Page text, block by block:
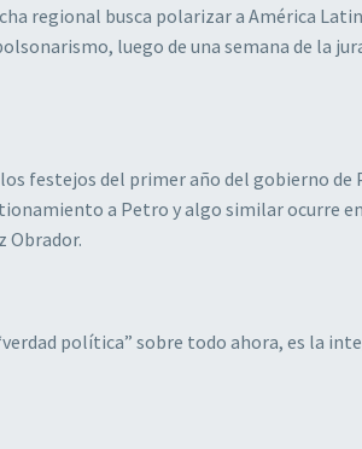
regional busca polarizar a América
luego de una semana de la
festejos del primer año del gobierno de
a Petro y algo similar ocurre
Obrador.
política” sobre todo ahora, es la